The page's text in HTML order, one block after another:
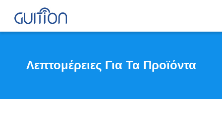
Λεπτομέρειες Για Τα Προϊόντα